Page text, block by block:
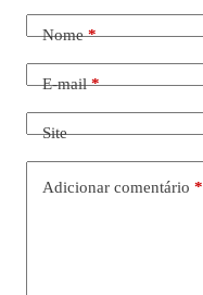
Nome*
E-mail*
Site
Adicionar comentário *